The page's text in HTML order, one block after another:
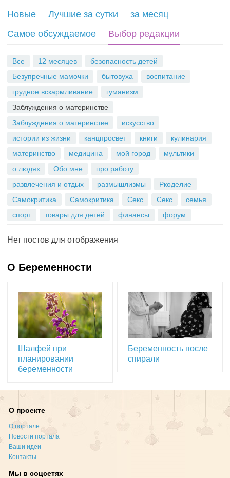
S
S
Новые Лучшие за сутки
за месяц
Самое обсуждаемое
Выбор редакции
Все 12 месяцев
безопасность детей
Безупречные мамочки
бытовуха
воспитание
грудное вскармливание
гуманизм
Заблуждения о материнстве
Заблуждения о материнстве
искусство
истории из жизни
канцпросвет книги
кулинария
материнство
медицина мой город
мультики
о людях
Обо мне
про работу
развлечения и отдых
размышлизмы
Ркоделие
Самокритика
Самокритика Секс Секс
семья
спорт
товары для детей финансы форум
Нет постов для отображения
О Беременности
Шалфей при
планировании
беременности
Беременность после
спирали
О проекте
О портале
Новости портала
Ваши идеи
Контакты
Мы в соцсетях